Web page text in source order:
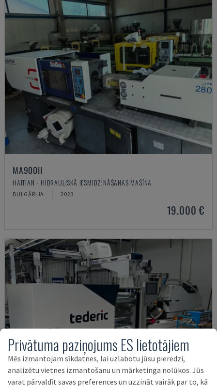
MA900ІІ
HAITIAN - HIDRAULISKĀ IESMIDZINĀŠANAS MAŠĪNA
BULGĀRIJA 2023
19.000 €
Privātuma paziņojums ES lietotājiem
Mēs izmantojam sīkdatnes, lai uzlabotu jūsu pieredzi,
analizētu vietnes izmantošanu un mārketinga nolūkos. Jūs
varat pārvaldīt savas preferences un uzzināt vairāk par to, kā